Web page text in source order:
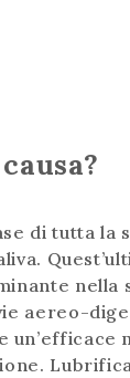
di tutta la
nella
aereo-
un’efficace